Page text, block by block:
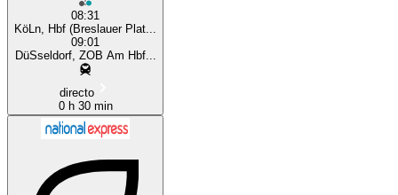
08:31
KöLn, Hbf (Breslauer Plat...
09:01
DüSseldorf, ZOB Am Hbf...
directo
0 h 30 min